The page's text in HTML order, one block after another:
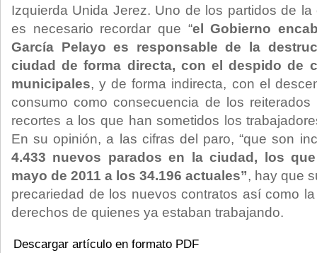
Izquierda Unida Jerez. Uno de los partidos de
es necesario recordar que “el Gobierno
García Pelayo es responsable de la
ciudad de forma directa, con el despido de
municipales, y de forma indirecta, con el
consumo como consecuencia de los
recortes a los que han sometidos los
En su opinión, a las cifras del paro, “que son
4.433 nuevos parados en la ciudad, los
mayo de 2011 a los 34.196 actuales”, hay que
precariedad de los nuevos contratos así como
derechos de quienes ya estaban trabajando.
Descargar artículo en formato PDF